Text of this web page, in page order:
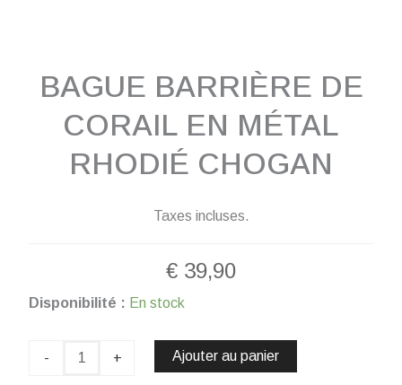
BAGUE BARRIÈRE DE
CORAIL EN MÉTAL
RHODIÉ CHOGAN
Taxes incluses.
€ 39,90
Disponibilité : En stock
-
quantité
+ Ajouter au panier